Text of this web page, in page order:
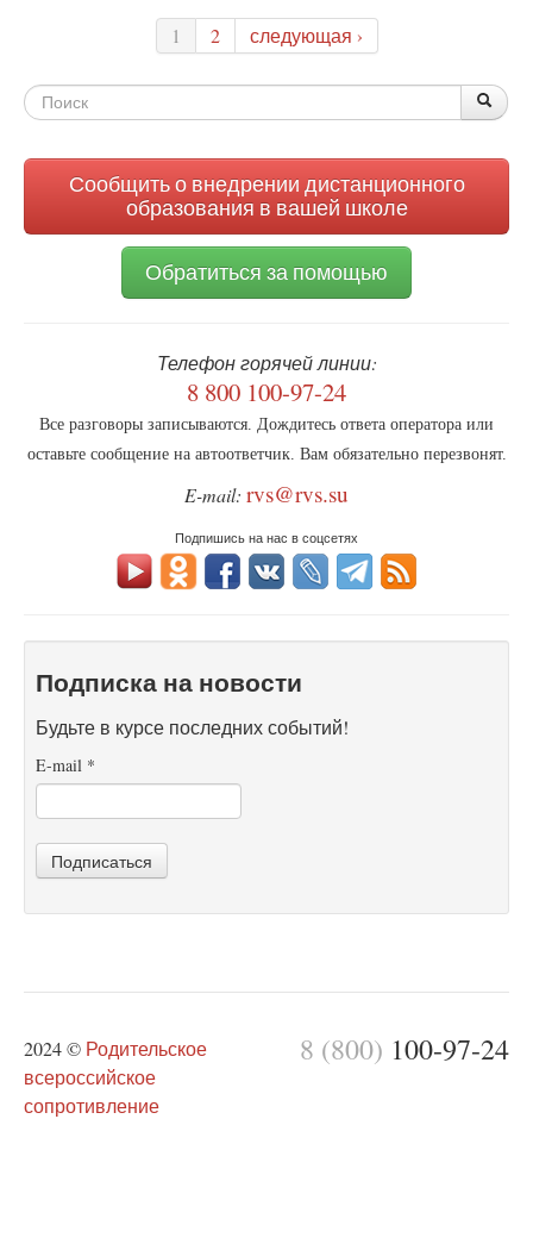
МГИМО
поддержал
отмену
обязательного
иностранному
языку
1 2 следующая ›
Форма
Сообщить о внедрении дистанционного
образования в вашей школе
Обратиться за помощью
Телефон горячей линии:
8 800 100-97-24
Все разговоры записываются. Дождитесь ответа оператора или
оставьте сообщение на автоответчик. Вам обязательно перезвонят.
E-mail: rvs@rvs.su
Подпишись на нас в соцсетях
Подписка на новости
Будьте в курсе последних событий!
E-mail *
Подписаться
8 (800) 100-97-24
2024 © Родительское
всероссийское
сопротивление